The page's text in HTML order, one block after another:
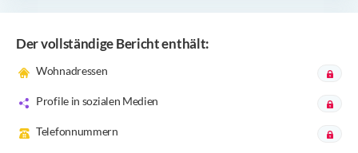
Der vollständige Bericht enthält:
Wohnadressen
Profile in sozialen Medien
Telefonnummern